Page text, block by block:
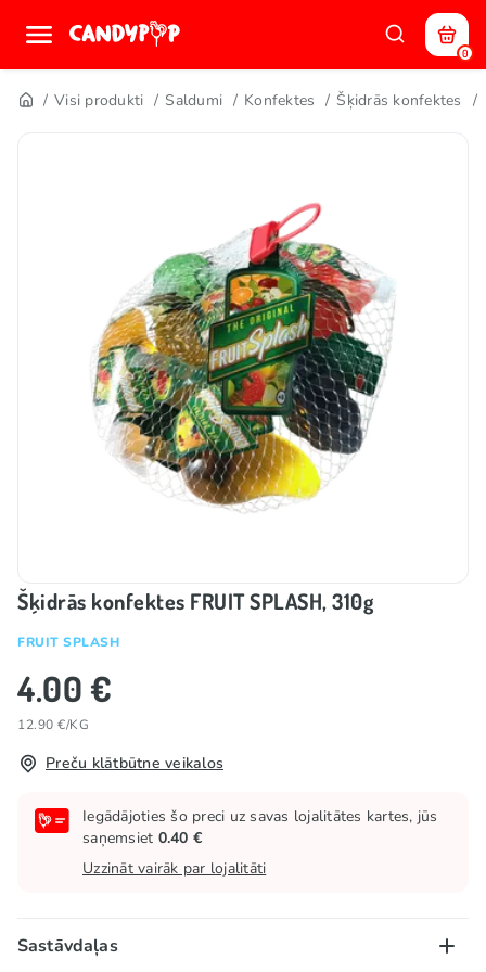
0
Visi produkti Saldumi Konfektes Šķidrās konfektes
Šķidrās konfektes FRUIT SPLASH, 310g
FRUIT SPLASH
4.00 €
12.90 €/KG
Preču klātbūtne veikalos
Iegādājoties šo preci uz savas lojalitātes kartes, jūs
saņemsiet 0.40 €
Uzzināt vairāk par lojalitāti
Sastāvdaļas